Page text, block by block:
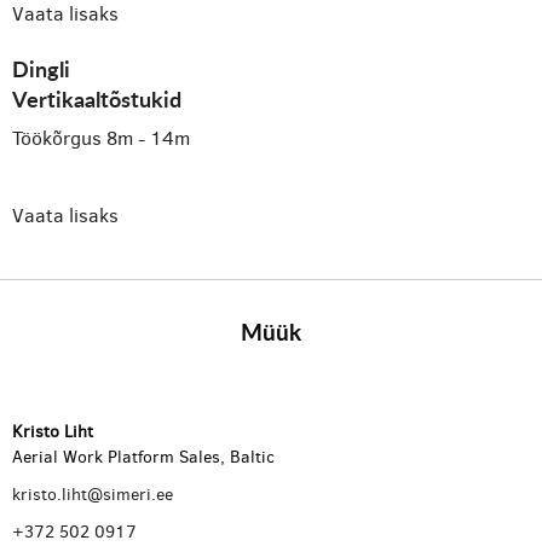
Vaata lisaks
Dingli
Vertikaaltõstukid
Töökõrgus 8m - 14m
Vaata lisaks
Müük
Kristo Liht
Aerial Work Platform Sales, Baltic
kristo.liht@simeri.ee
+372 502 0917